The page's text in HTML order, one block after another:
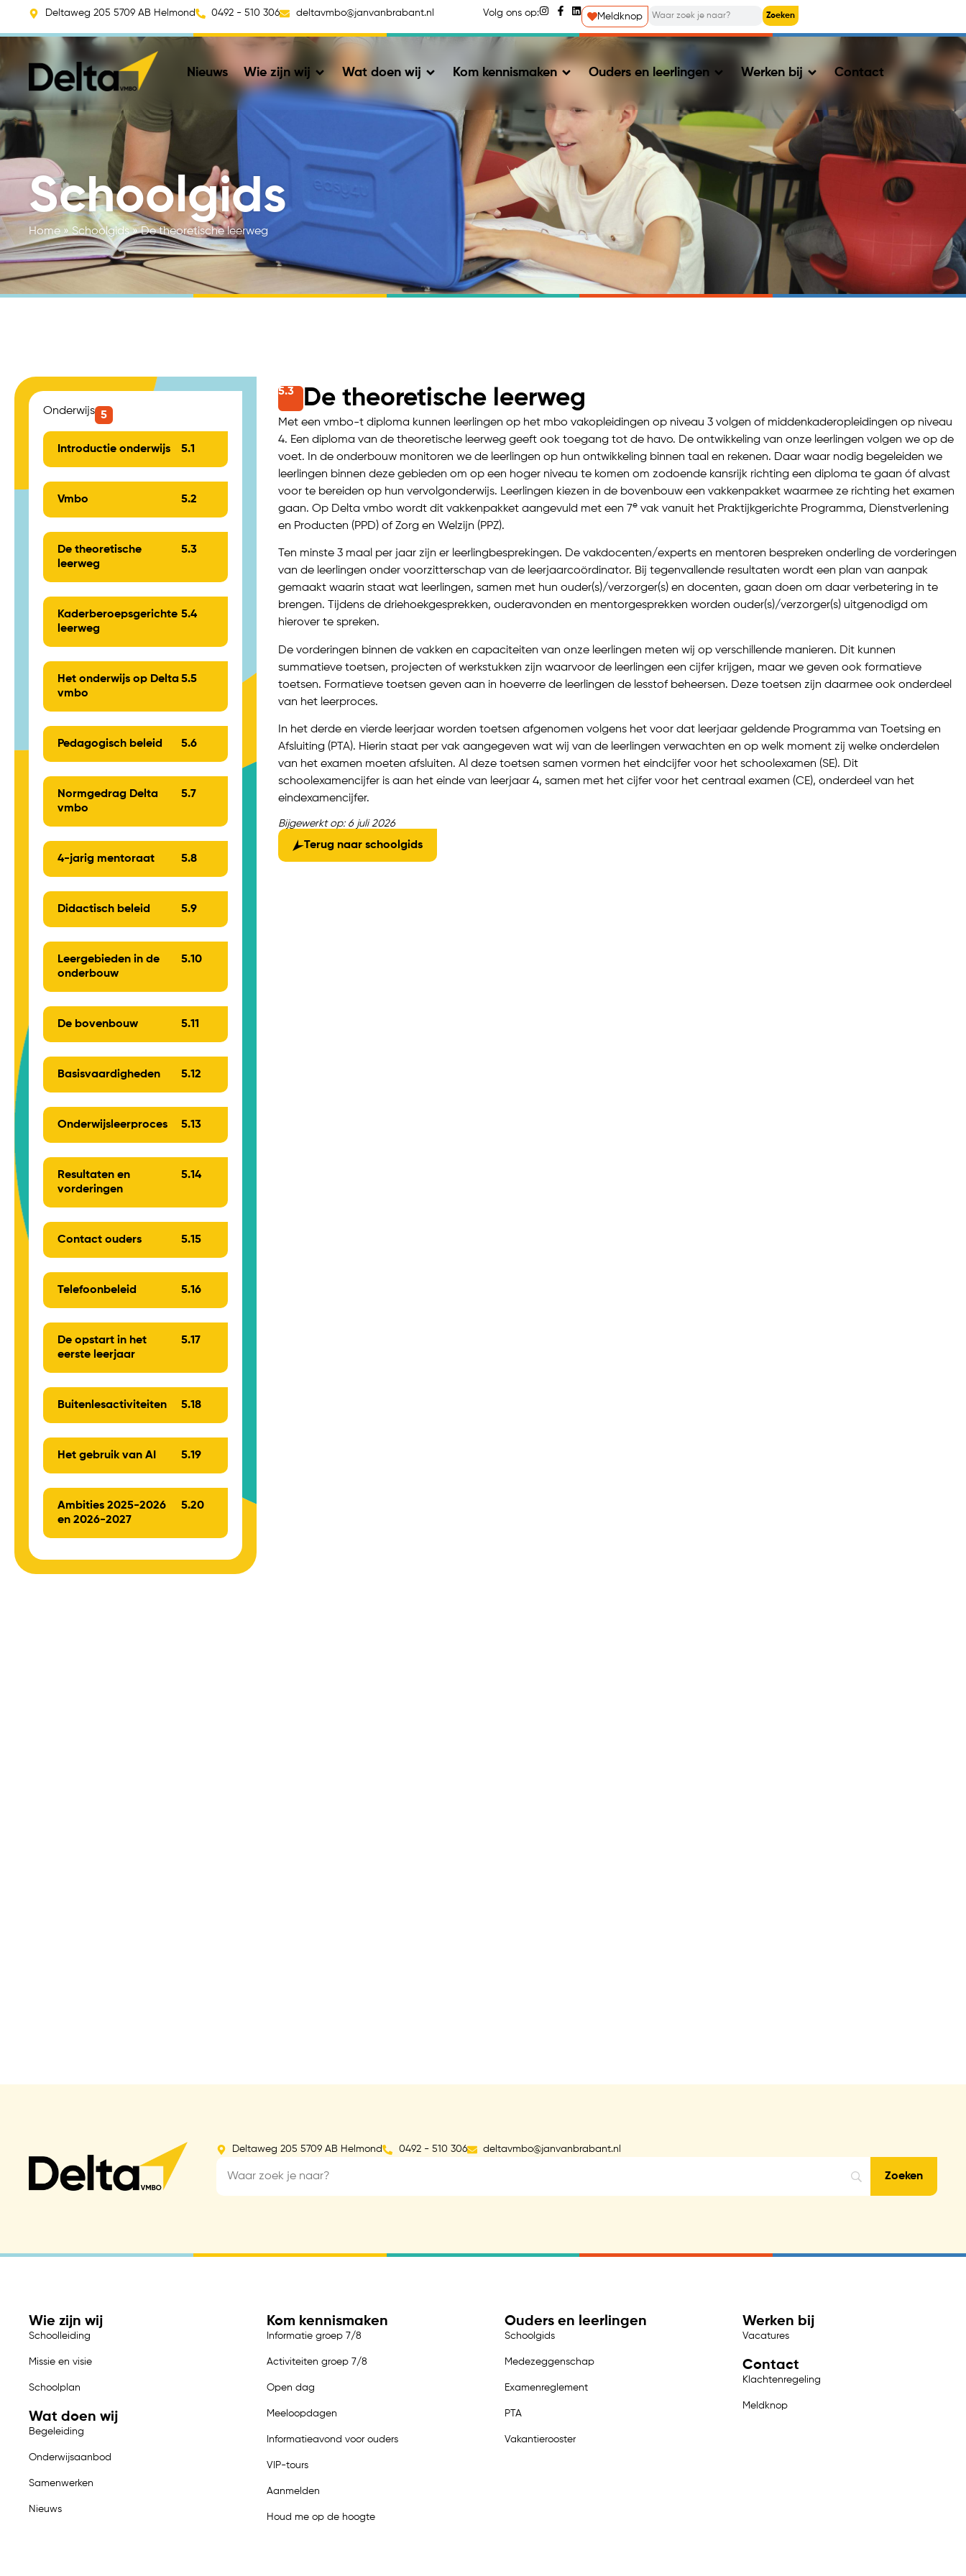
Deltaweg 205 5709 AB Helmond 0492 - 510 306 deltavmbo@janvanbrabant.nl Volg ons op: Meldknop
Nieuws Wie zijn wij Wat doen wij Kom kennismaken Ouders en leerlingen Werken bij Contact
Schoolgids
Home»Schoolgids»De theoretische leerweg
Onderwijs 5
Introductie onderwijs 5.1
Vmbo 5.2
De theoretische
leerweg
5.3
Kaderberoepsgerichte
leerweg
5.4
Het onderwijs op Delta
vmbo
5.5
Pedagogisch beleid 5.6
Normgedrag Delta
vmbo
5.7
4-jarig mentoraat 5.8
Didactisch beleid 5.9
Leergebieden in de
onderbouw
5.10
De bovenbouw 5.11
Basisvaardigheden 5.12
Onderwijsleerproces 5.13
Resultaten en
vorderingen
5.14
Contact ouders 5.15
Telefoonbeleid 5.16
De opstart in het
eerste leerjaar
5.17
Buitenlesactiviteiten 5.18
Het gebruik van AI 5.19
Ambities 2025-2026
en 2026-2027
5.20
5.3 De theoretische leerweg
Met een vmbo-t diploma kunnen leerlingen op het mbo vakopleidingen op niveau 3 volgen of middenkaderopleidingen op niveau
4. Een diploma van de theoretische leerweg geeft ook toegang tot de havo. De ontwikkeling van onze leerlingen volgen we op de
voet. In de onderbouw monitoren we de leerlingen op hun ontwikkeling binnen taal en rekenen. Daar waar nodig begeleiden we
leerlingen binnen deze gebieden om op een hoger niveau te komen om zodoende kansrijk richting een diploma te gaan óf alvast
voor te bereiden op hun vervolgonderwijs. Leerlingen kiezen in de bovenbouw een vakkenpakket waarmee ze richting het examen
gaan. Op Delta vmbo wordt dit vakkenpakket aangevuld met een 7e vak vanuit het Praktijkgerichte Programma, Dienstverlening
en Producten (PPD) of Zorg en Welzijn (PPZ).
Ten minste 3 maal per jaar zijn er leerlingbesprekingen. De vakdocenten/experts en mentoren bespreken onderling de vorderingen
van de leerlingen onder voorzitterschap van de leerjaarcoördinator. Bij tegenvallende resultaten wordt een plan van aanpak
gemaakt waarin staat wat leerlingen, samen met hun ouder(s)/verzorger(s) en docenten, gaan doen om daar verbetering in te
brengen. Tijdens de driehoekgesprekken, ouderavonden en mentorgesprekken worden ouder(s)/verzorger(s) uitgenodigd om
hierover te spreken.
De vorderingen binnen de vakken en capaciteiten van onze leerlingen meten wij op verschillende manieren. Dit kunnen
summatieve toetsen, projecten of werkstukken zijn waarvoor de leerlingen een cijfer krijgen, maar we geven ook formatieve
toetsen. Formatieve toetsen geven aan in hoeverre de leerlingen de lesstof beheersen. Deze toetsen zijn daarmee ook onderdeel
van het leerproces.
In het derde en vierde leerjaar worden toetsen afgenomen volgens het voor dat leerjaar geldende Programma van Toetsing en
Afsluiting (PTA). Hierin staat per vak aangegeven wat wij van de leerlingen verwachten en op welk moment zij welke onderdelen
van het examen moeten afsluiten. Al deze toetsen samen vormen het eindcijfer voor het schoolexamen (SE). Dit
schoolexamencijfer is aan het einde van leerjaar 4, samen met het cijfer voor het centraal examen (CE), onderdeel van het
eindexamencijfer.
Bijgewerkt op: 6 juli 2026
Terug naar schoolgids
Deltaweg 205 5709 AB Helmond 0492 - 510 306 deltavmbo@janvanbrabant.nl
Wie zijn wij
Schoolleiding
Missie en visie
Schoolplan
Wat doen wij
Begeleiding
Onderwijsaanbod
Samenwerken
Nieuws
Kom kennismaken
Informatie groep 7/8
Activiteiten groep 7/8
Open dag
Meeloopdagen
Informatieavond voor ouders
VIP-tours
Aanmelden
Houd me op de hoogte
Ouders en leerlingen
Schoolgids
Medezeggenschap
Examenreglement
PTA
Vakantierooster
Werken bij
Vacatures
Contact
Klachtenregeling
Meldknop